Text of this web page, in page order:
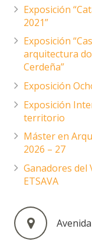
Exposición
2021”
Exposición
arquitectura
Cerdeña”
Exposición
Exposición
territorio
Máster en
2026 – 27
Ganadores del
ETSAVA